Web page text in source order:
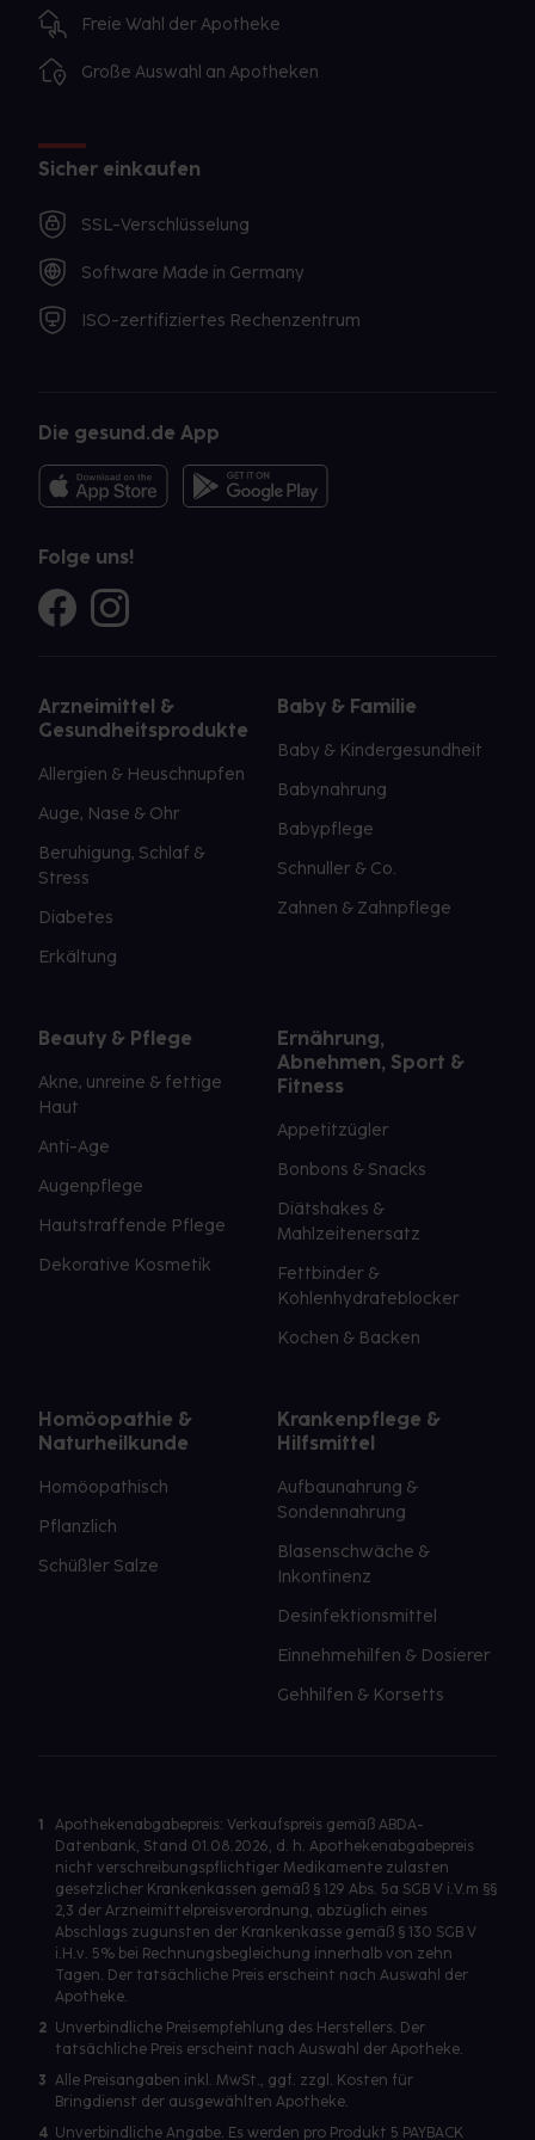
Freie Wahl der Apotheke
Große Auswahl an Apotheken
Sicher einkaufen
SSL-Verschlüsselung
Software Made in Germany
ISO-zertifiziertes Rechenzentrum
Die gesund.de App
Folge uns!
Arzneimittel &
Gesundheitsprodukte
Allergien & Heuschnupfen
Auge, Nase & Ohr
Beruhigung, Schlaf &
Stress
Diabetes
Erkältung
Baby & Familie
Baby & Kindergesundheit
Babynahrung
Babypflege
Schnuller & Co.
Zahnen & Zahnpflege
Beauty & Pflege
Akne, unreine & fettige
Haut
Anti-Age
Augenpflege
Hautstraffende Pflege
Dekorative Kosmetik
Ernährung,
Abnehmen, Sport &
Fitness
Appetitzügler
Bonbons & Snacks
Diätshakes &
Mahlzeitenersatz
Fettbinder &
Kohlenhydrateblocker
Kochen & Backen
Homöopathie &
Naturheilkunde
Homöopathisch
Pflanzlich
Schüßler Salze
Krankenpflege &
Hilfsmittel
Aufbaunahrung &
Sondennahrung
Blasenschwäche &
Inkontinenz
Desinfektionsmittel
Einnehmehilfen & Dosierer
Gehhilfen & Korsetts
1
Apothekenabgabepreis: Verkaufspreis gemäß ABDA-
Datenbank, Stand 01.08.2026, d. h. Apothekenabgabepreis
nicht verschreibungspflichtiger Medikamente zulasten
gesetzlicher Krankenkassen gemäß § 129 Abs. 5a SGB V i.V.m §§
2,3 der Arzneimittelpreisverordnung, abzüglich eines
Abschlags zugunsten der Krankenkasse gemäß § 130 SGB V
i.H.v. 5% bei Rechnungsbegleichung innerhalb von zehn
Tagen. Der tatsächliche Preis erscheint nach Auswahl der
Apotheke.
2 Unverbindliche Preisempfehlung des Herstellers. Der
tatsächliche Preis erscheint nach Auswahl der Apotheke.
3 Alle Preisangaben inkl. MwSt., ggf. zzgl. Kosten für
Bringdienst der ausgewählten Apotheke.
4 Unverbindliche Angabe. Es werden pro Produkt 5 PAYBACK